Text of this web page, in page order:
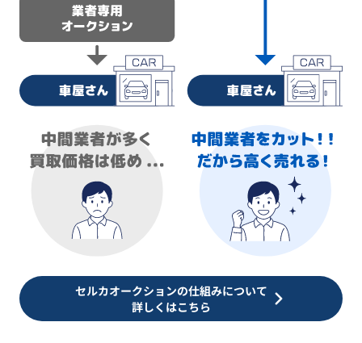
セルカオークションの仕組みについて
詳しくはこちら